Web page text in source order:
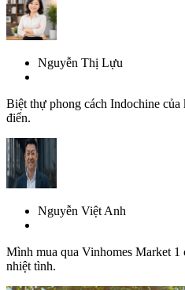
Nguyễn Thị Lựu
Biệt thự phong cách Indochine
điển.
Nguyễn Việt Anh
Mình mua qua Vinhomes Market
nhiệt tình.